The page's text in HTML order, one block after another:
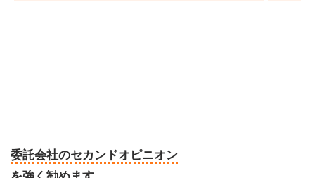
委託会社のセカンドオピニオン